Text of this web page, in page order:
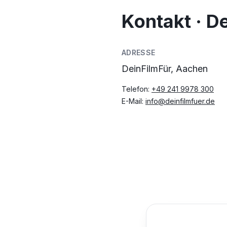
Kontakt ·
ADRESSE
DeinFilmFür, Aachen
Telefon: +49 241 9978 300
E-Mail: info@deinfilmfuer.de